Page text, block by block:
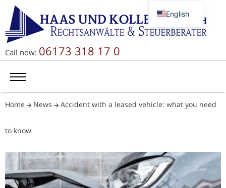
Call now: 06173 318 17 0
Home News Accident with a leased vehicle: what you need
to know
English
Deutsch
简体中文